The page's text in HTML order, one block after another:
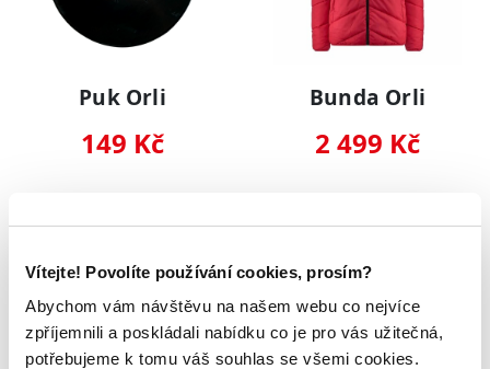
Vítejte! Povolíte používání cookies, prosím?
Abychom vám návštěvu na našem webu co nejvíce
zpříjemnili a poskládali nabídku co je pro vás užitečná,
potřebujeme k tomu váš souhlas se všemi cookies.
Puk Orli
149 Kč
Bunda Orli
2 499 Kč